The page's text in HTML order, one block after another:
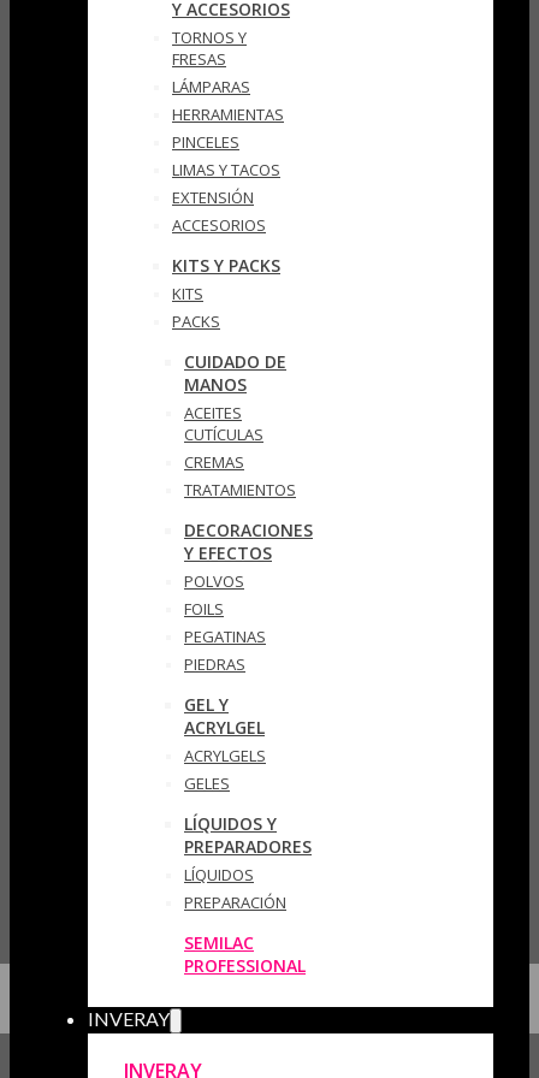
Y ACCESORIOS
TORNOS Y
FRESAS
LÁMPARAS
HERRAMIENTAS
PINCELES
LIMAS Y TACOS
EXTENSIÓN
ACCESORIOS
KITS Y PACKS
KITS
PACKS
CUIDADO DE
MANOS
ACEITES
CUTÍCULAS
CREMAS
TRATAMIENTOS
DECORACIONES
Y EFECTOS
POLVOS
FOILS
PEGATINAS
PIEDRAS
GEL Y
ACRYLGEL
ACRYLGELS
GELES
LÍQUIDOS Y
PREPARADORES
LÍQUIDOS
PREPARACIÓN
SEMILAC
PROFESSIONAL
INVERAY
INVERAY